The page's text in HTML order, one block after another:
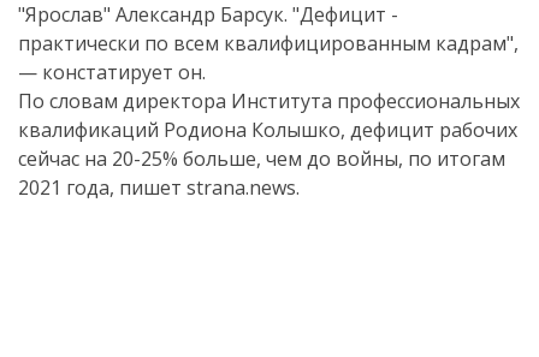
"Ярослав" Александр Барсук. "Дефицит -
практически по всем квалифицированным кадрам",
— констатирует он.
По словам директора Института профессиональных
квалификаций Родиона Колышко, дефицит рабочих
сейчас на 20-25% больше, чем до войны, по итогам
2021 года, пишет strana.news.